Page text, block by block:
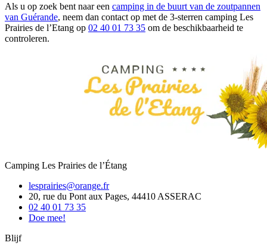
Als u op zoek bent naar een camping in de buurt van de zoutpannen
van Guérande, neem dan contact op met de 3-sterren camping Les
Prairies de l’Etang op 02 40 01 73 35 om de beschikbaarheid te
controleren.
Camping Les Prairies de l’Étang
lesprairies@orange.fr
20, rue du Pont aux Pages, 44410 ASSERAC
02 40 01 73 35
Doe mee!
Blijf